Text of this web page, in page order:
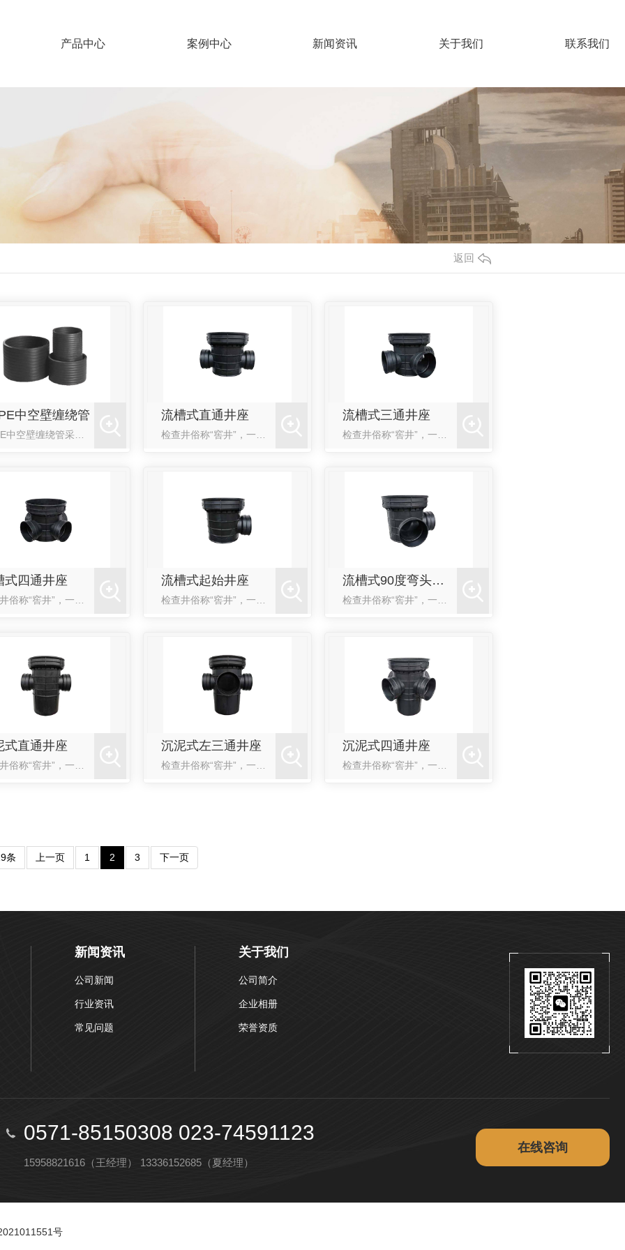
产品中心 案例中心 新闻资讯 关于我们 联系我们
返回
中空壁缠绕管
HDPE中空壁缠绕管采用高密度聚乙烯原料，通过热挤塑缠绕成型，它除了具有普通塑料管所有的耐腐蚀好绝缘...
流槽式直通井座
检查井俗称“窖井”，一般设在排水管道交汇处、转弯处、管径或坡度改变处、跌水处以及直线管段上每隔一定距...
流槽式三通井座
检查井俗称“窖井”，一般设在排水管道交汇处、转弯处、管径或坡度改变处、跌水处以及直线管段上每隔一定距...
式四通井座
检查井俗称“窖井”，一般设在排水管道交汇处、转弯处、管径或坡度改变处、跌水处以及直线管段上每隔一定距...
流槽式起始井座
检查井俗称“窖井”，一般设在排水管道交汇处、转弯处、管径或坡度改变处、跌水处以及直线管段上每隔一定距...
流槽式90度弯头井座
检查井俗称“窖井”，一般设在排水管道交汇处、转弯处、管径或坡度改变处、跌水处以及直线管段上每隔一定距...
式直通井座
检查井俗称“窖井”，一般设在排水管道交汇处、转弯处、管径或坡度改变处、跌水处以及直线管段上每隔一定距...
沉泥式左三通井座
检查井俗称“窖井”，一般设在排水管道交汇处、转弯处、管径或坡度改变处、跌水处以及直线管段上每隔一定距...
沉泥式四通井座
检查井俗称“窖井”，一般设在排水管道交汇处、转弯处、管径或坡度改变处、跌水处以及直线管段上每隔一定距...
条 上一页 1 2 3 下一页
新闻资讯
公司新闻
行业资讯
常见问题
关于我们
公司简介
企业相册
荣誉资质
0571-85150308 023-74591123
15958821616（王经理） 13336152685（夏经理）
在线咨询
号